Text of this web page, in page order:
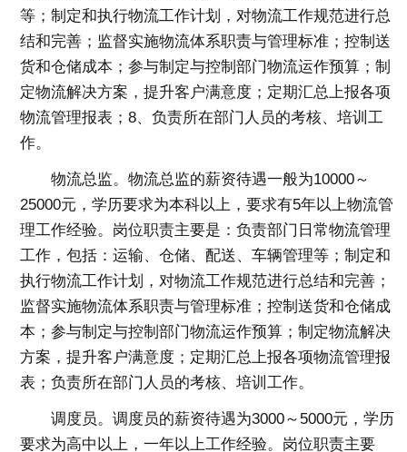
等；制定和执行物流工作计划，对物流工作规范进行总
结和完善；监督实施物流体系职责与管理标准；控制送
货和仓储成本；参与制定与控制部门物流运作预算；制
定物流解决方案，提升客户满意度；定期汇总上报各项
物流管理报表；8、负责所在部门人员的考核、培训工
作。
物流总监。物流总监的薪资待遇一般为10000～
25000元，学历要求为本科以上，要求有5年以上物流管
理工作经验。岗位职责主要是：负责部门日常物流管理
工作，包括：运输、仓储、配送、车辆管理等；制定和
执行物流工作计划，对物流工作规范进行总结和完善；
监督实施物流体系职责与管理标准；控制送货和仓储成
本；参与制定与控制部门物流运作预算；制定物流解决
方案，提升客户满意度；定期汇总上报各项物流管理报
表；负责所在部门人员的考核、培训工作。
调度员。调度员的薪资待遇为3000～5000元，学历
要求为高中以上，一年以上工作经验。岗位职责主要